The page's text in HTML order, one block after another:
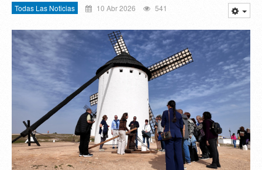
Todas Las Noticias 10 Abr 2026 541